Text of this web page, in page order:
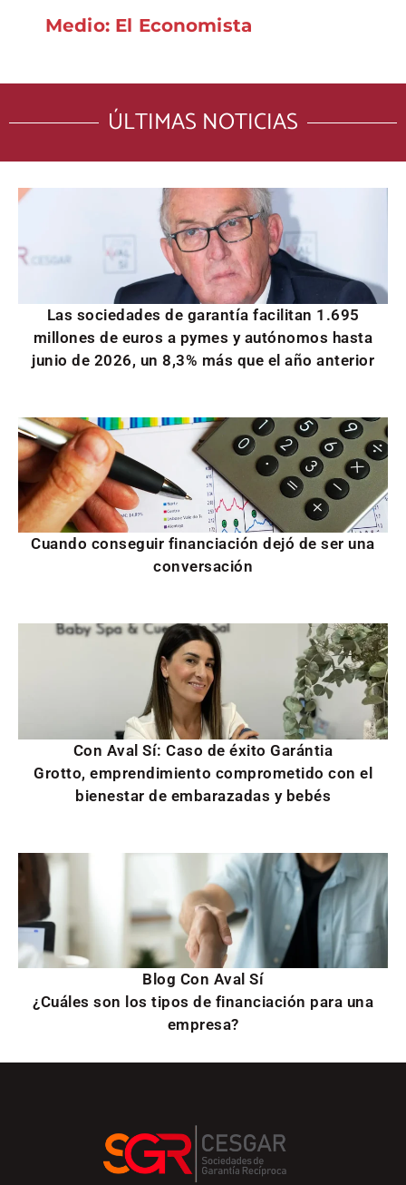
Medio: El Economista
ÚLTIMAS NOTICIAS
Las sociedades de garantía facilitan 1.695
millones de euros a pymes y autónomos hasta
junio de 2026, un 8,3% más que el año anterior
Cuando conseguir financiación dejó de ser una
conversación
Con Aval Sí: Caso de éxito Garántia
Grotto, emprendimiento comprometido con el
bienestar de embarazadas y bebés
Blog Con Aval Sí
¿Cuáles son los tipos de financiación para una
empresa?